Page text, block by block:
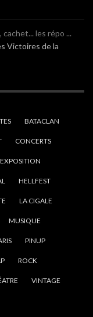
les répo ...
Victoires de la
BATACLAN
CONCERTS
EXPOSITION
HELLFEST
LA CIGALE
MUSIQUE
PINUP
ROCK
VINTAGE